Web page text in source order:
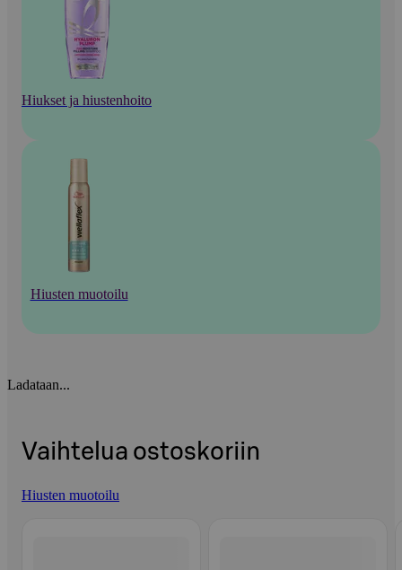
Hiukset ja hiustenhoito
Hiusten muotoilu
Ladataan...
Vaihtelua ostoskoriin
Hiusten muotoilu